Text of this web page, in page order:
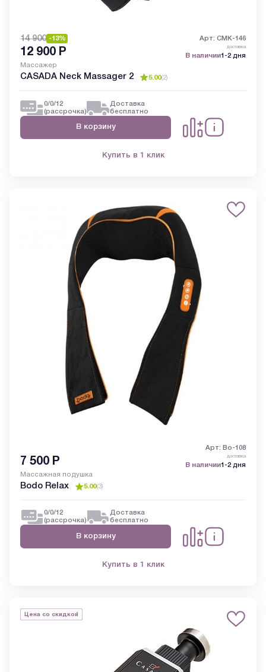
14 900 -13% Арт: CMK-146
12 900 Р доставка
В наличии1-2 дня
Массажер
CASADA Neck Massager 2 5.00(2)
0/0/12
(рассрочка)
Доставка
бесплатно
В корзину
Купить в 1 клик
Арт: Bo-108
7 500 Р доставка
В наличии1-2 дня
Массажная подушка
Bodo Relax 5.00(3)
0/0/12
(рассрочка)
Доставка
бесплатно
В корзину
Купить в 1 клик
Цена со скидкой